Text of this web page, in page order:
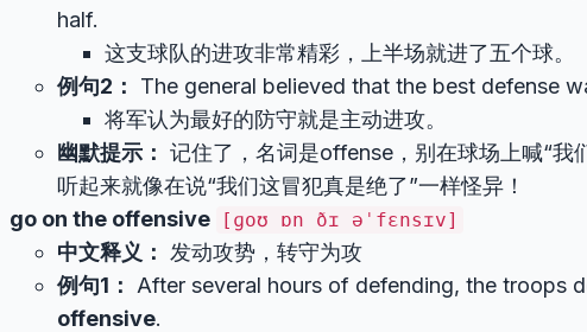
half.
这支球队的进攻非常精彩，上半场就进了五个球。
例句2：
The general believed that the best defense
将军认为最好的防守就是主动进攻。
幽默提示： 记住了，名词是offense，别在球场上喊“
听起来就像在说“我们这冒犯真是绝了”一样怪异！
go on the offensive
[ɡoʊ ɒn ðɪ əˈfɛnsɪv]
中文释义：
发动攻势，转守为攻
例句1：
After several hours of defending, the troops
offensive.